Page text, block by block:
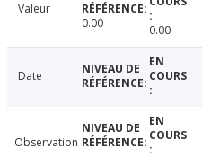
Valeur
0.00
0.00
Date
Observation